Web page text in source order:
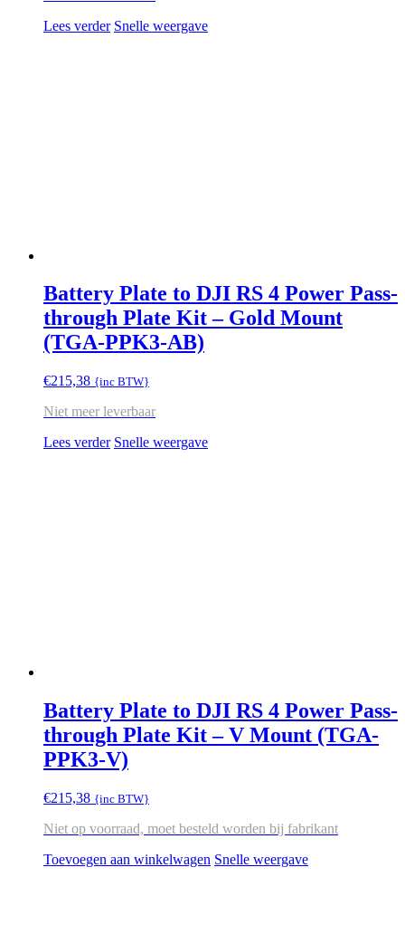
Lees verder Snelle weergave
Battery Plate to DJI RS 4 Power Pass-
through Plate Kit – Gold Mount
(TGA-PPK3-AB)
€215,38 {inc BTW}
Niet meer leverbaar
Lees verder Snelle weergave
Battery Plate to DJI RS 4 Power Pass-
through Plate Kit – V Mount (TGA-
PPK3-V)
€215,38 {inc BTW}
Niet op voorraad, moet besteld worden bij fabrikant
Toevoegen aan winkelwagen Snelle weergave